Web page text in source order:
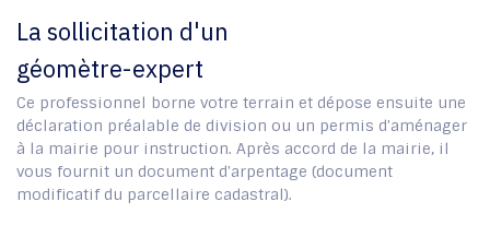
La sollicitation d'un
géomètre-expert
Ce professionnel borne votre terrain et dépose ensuite une
déclaration préalable de division ou un permis d'aménager
à la mairie pour instruction. Après accord de la mairie, il
vous fournit un document d'arpentage (document
modificatif du parcellaire cadastral).